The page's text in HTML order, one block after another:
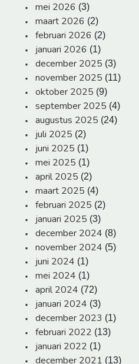
mei 2026 (3)
maart 2026 (2)
februari 2026 (2)
januari 2026 (1)
december 2025 (3)
november 2025 (11)
oktober 2025 (9)
september 2025 (4)
augustus 2025 (24)
juli 2025 (2)
juni 2025 (1)
mei 2025 (1)
april 2025 (2)
maart 2025 (4)
februari 2025 (2)
januari 2025 (3)
december 2024 (8)
november 2024 (5)
juni 2024 (1)
mei 2024 (1)
april 2024 (72)
januari 2024 (3)
december 2023 (1)
februari 2022 (13)
januari 2022 (1)
december 2021 (13)